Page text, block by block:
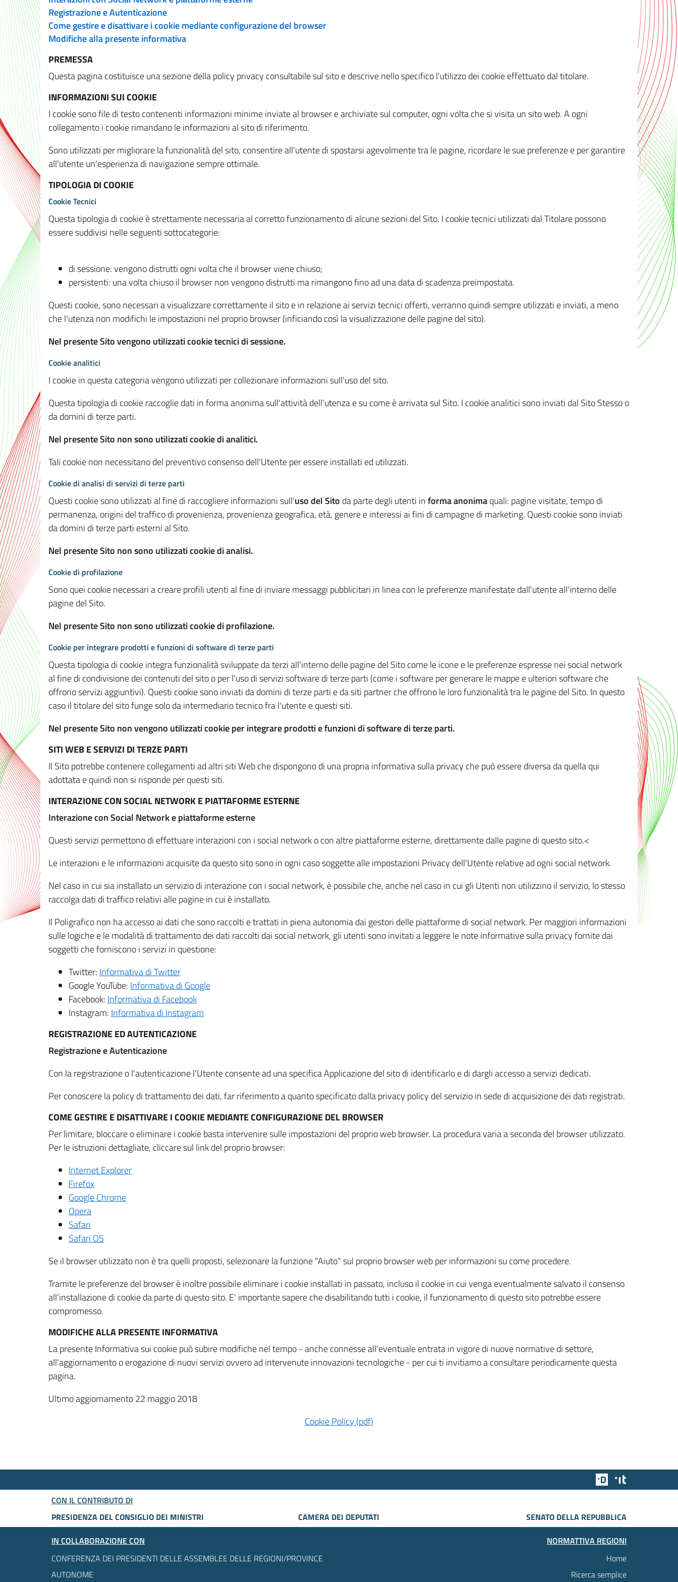
Registrazione e Autenticazione
Come gestire e disattivare i cookie mediante configurazione del browser
Modifiche alla presente informativa
PREMESSA
Questa pagina costituisce una sezione della policy privacy consultabile sul sito e descrive nello specifico l'utilizzo dei cookie effettuato dal titolare.
INFORMAZIONI SUI COOKIE
I cookie sono file di testo contenenti informazioni minime inviate al browser e archiviate sul computer, ogni volta che si visita un sito web. A ogni
collegamento i cookie rimandano le informazioni al sito di riferimento.
Sono utilizzati per migliorare la funzionalità del sito, consentire all'utente di spostarsi agevolmente tra le pagine, ricordare le sue preferenze e per garantire
all'utente un'esperienza di navigazione sempre ottimale.
TIPOLOGIA DI COOKIE
Cookie Tecnici
Questa tipologia di cookie è strettamente necessaria al corretto funzionamento di alcune sezioni del Sito. I cookie tecnici utilizzati dal Titolare possono
essere suddivisi nelle seguenti sottocategorie:
di sessione: vengono distrutti ogni volta che il browser viene chiuso;
persistenti: una volta chiuso il browser non vengono distrutti ma rimangono fino ad una data di scadenza preimpostata.
Questi cookie, sono necessari a visualizzare correttamente il sito e in relazione ai servizi tecnici offerti, verranno quindi sempre utilizzati e inviati, a meno
che l'utenza non modifichi le impostazioni nel proprio browser (inficiando così la visualizzazione delle pagine del sito).
Nel presente Sito vengono utilizzati cookie tecnici di sessione.
Cookie analitici
I cookie in questa categoria vengono utilizzati per collezionare informazioni sull'uso del sito.
Questa tipologia di cookie raccoglie dati in forma anonima sull'attività dell'utenza e su come è arrivata sul Sito. I cookie analitici sono inviati dal Sito Stesso o
da domini di terze parti.
Nel presente Sito non sono utilizzati cookie di analitici.
Tali cookie non necessitano del preventivo consenso dell'Utente per essere installati ed utilizzati.
Cookie di analisi di servizi di terze parti
Questi cookie sono utilizzati al fine di raccogliere informazioni sull'uso del Sito da parte degli utenti informa anonimaquali: pagine visitate, tempo di
permanenza, origini del traffico di provenienza, provenienza geografica, età, genere e interessi ai fini di campagne di marketing. Questi cookie sono inviati
da domini di terze parti esterni al Sito.
Nel presente Sito non sono utilizzati cookie di analisi.
Cookie di profilazione
Sono quei cookie necessari a creare profili utenti al fine di inviare messaggi pubblicitari in linea con le preferenze manifestate dall'utente all'interno delle
pagine del Sito.
Nel presente Sito non sono utilizzati cookie di profilazione.
Cookie per integrare prodotti e funzioni di software di terze parti
Questa tipologia di cookie integra funzionalità sviluppate da terzi all'interno delle pagine del Sito come le icone e le preferenze espresse nei social network
al fine di condivisione dei contenuti del sito o per l'uso di servizi software di terze parti (come i software per generare le mappe e ulteriori software che
offrono servizi aggiuntivi). Questi cookie sono inviati da domini di terze parti e da siti partner che offrono le loro funzionalità tra le pagine del Sito. In questo
caso il titolare del sito funge solo da intermediario tecnico fra l'utente e questi siti.
Nel presente Sito non vengono utilizzati cookie per integrare prodotti e funzioni di software di terze parti.
SITI WEB E SERVIZI DI TERZE PARTI
Il Sito potrebbe contenere collegamenti ad altri siti Web che dispongono di una propria informativa sulla privacy che può essere diversa da quella qui
adottata e quindi non si risponde per questi siti.
INTERAZIONE CON SOCIAL NETWORK E PIATTAFORME ESTERNE
Interazione con Social Network e piattaforme esterne
Questi servizi permettono di effettuare interazioni con i social network o con altre piattaforme esterne, direttamente dalle pagine di questo sito.<
Le interazioni e le informazioni acquisite da questo sito sono in ogni caso soggette alle impostazioni Privacy dell'Utente relative ad ogni social network.
Nel caso in cui sia installato un servizio di interazione con i social network, è possibile che, anche nel caso in cui gli Utenti non utilizzino il servizio, lo stesso
raccolga dati di traffico relativi alle pagine in cui è installato.
Il Poligrafico non ha accesso ai dati che sono raccolti e trattati in piena autonomia dai gestori delle piattaforme di social network. Per maggiori informazioni
sulle logiche e le modalità di trattamento dei dati raccolti dai social network, gli utenti sono invitati a leggere le note informative sulla privacy fornite dai
soggetti che forniscono i servizi in questione:
Twitter: Informativa di Twitter
Google YouTube: Informativa di Google
Facebook: Informativa di Facebook
Instagram: Informativa di Instagram
REGISTRAZIONE ED AUTENTICAZIONE
Registrazione e Autenticazione
Con la registrazione o l'autenticazione l'Utente consente ad una specifica Applicazione del sito di identificarlo e di dargli accesso a servizi dedicati.
Per conoscere la policy di trattamento dei dati, far riferimento a quanto specificato dalla privacy policy del servizio in sede di acquisizione dei dati registrati.
COME GESTIRE E DISATTIVARE I COOKIE MEDIANTE CONFIGURAZIONE DEL BROWSER
Per limitare, bloccare o eliminare i cookie basta intervenire sulle impostazioni del proprio web browser. La procedura varia a seconda del browser utilizzato.
Per le istruzioni dettagliate, cliccare sul link del proprio browser:
Internet Explorer
Firefox
Google Chrome
Opera
Safari
Safari OS
Se il browser utilizzato non è tra quelli proposti, selezionare la funzione "Aiuto" sul proprio browser web per informazioni su come procedere.
Tramite le preferenze del browser è inoltre possibile eliminare i cookie installati in passato, incluso il cookie in cui venga eventualmente salvato il consenso
all'installazione di cookie da parte di questo sito. E' importante sapere che disabilitando tutti i cookie, il funzionamento di questo sito potrebbe essere
compromesso.
MODIFICHE ALLA PRESENTE INFORMATIVA
La presente Informativa sui cookie può subire modifiche nel tempo - anche connesse all'eventuale entrata in vigore di nuove normative di settore,
all'aggiornamento o erogazione di nuovi servizi ovvero ad intervenute innovazioni tecnologiche - per cui ti invitiamo a consultare periodicamente questa
pagina.
Ultimo aggiornamento 22 maggio 2018
Cookie Policy (pdf)
Team Digitale
CON IL CONTRIBUTO DI
PRESIDENZA DEL CONSIGLIO DEI MINISTRI
CAMERA DEI DEPUTATI
SENATO DELLA REPUBBLICA
IN COLLABORAZIONE CON
CONFERENZA DEI PRESIDENTI DELLE ASSEMBLEE DELLE REGIONI/PROVINCE
AUTONOME
NORMATTIVA REGIONI
Home
Ricerca semplice